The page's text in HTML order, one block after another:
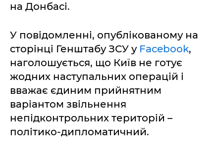
на Донбасі.
У повідомленні, опублікованому на
сторінці Генштабу ЗСУ у Facebook,
наголошується, що Київ не готує
жодних наступальних операцій і
вважає єдиним прийнятним
варіантом звільнення
непідконтрольних територій –
політико-дипломатичний.